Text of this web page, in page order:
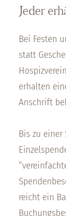
Jeder
Bei Festen
statt
erhalten
Anschrift
Bis zu einer
reicht ein